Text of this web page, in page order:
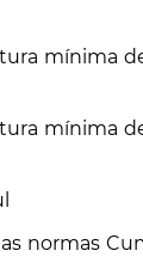
mínima
mínima
normas